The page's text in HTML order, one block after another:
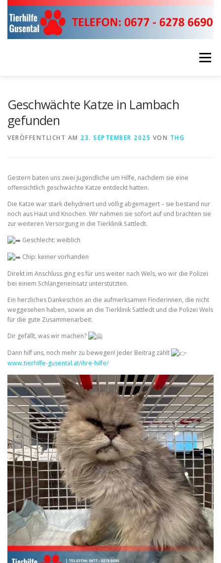
Zum
Inhalt
springen
Menü
Geschwächte Katze in Lambach
gefunden
VERÖFFENTLICHT AM 23. SEPTEMBER 2025 VON THG
Gestern baten uns zwei Jugendliche um Hilfe, nachdem sie eine
offensichtlich geschwächte Katze entdeckt hatten.
Die Katze war stark dehydriert und völlig abgemagert – sie bestand nur
noch aus Haut und Knochen. Wir nahmen sie sofort auf und brachten sie
zur weiteren Versorgung in die Tierklinik Sattledt.
Geschlecht: weiblich
Chip: keiner vorhanden
Direkt im Anschluss ging es für uns weiter nach Wels, wo wir die Polizei
bei einem Schlangeneinsatz unterstützten.
Ein herzliches Dankeschön an die aufmerksamen Finderinnen, die nicht
weggesehen haben, sowie an die Tierklinik Sattledt und die Polizei Wels
für die gute Zusammenarbeit.
Dir gefällt, was wir machen?
Dann hilf uns, noch mehr zu bewegen! Jeder Beitrag zählt
www.tierhilfe-gusental.at/ihre-hilfe/